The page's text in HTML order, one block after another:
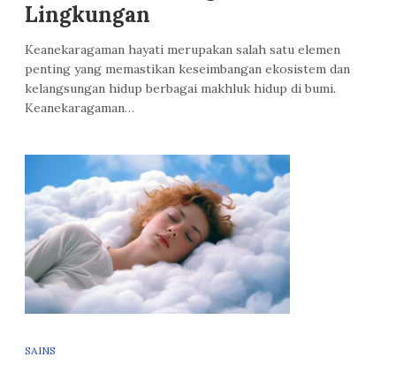
Lingkungan
Keanekaragaman hayati merupakan salah satu elemen
penting yang memastikan keseimbangan ekosistem dan
kelangsungan hidup berbagai makhluk hidup di bumi.
Keanekaragaman…
SAINS